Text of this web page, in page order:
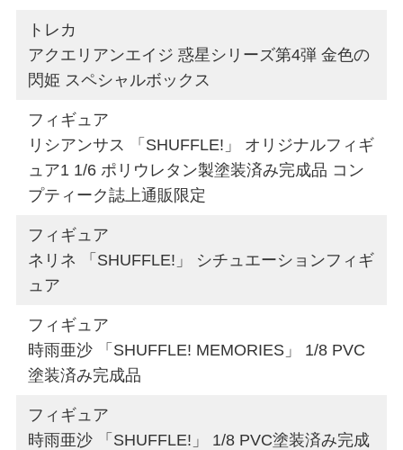
トレカ
アクエリアンエイジ 惑星シリーズ第4弾 金色の
閃姫 スペシャルボックス
フィギュア
リシアンサス 「SHUFFLE!」 オリジナルフィギ
ュア1 1/6 ポリウレタン製塗装済み完成品 コン
プティーク誌上通販限定
フィギュア
ネリネ 「SHUFFLE!」 シチュエーションフィギ
ュア
フィギュア
時雨亜沙 「SHUFFLE! MEMORIES」 1/8 PVC
塗装済み完成品
フィギュア
時雨亜沙 「SHUFFLE!」 1/8 PVC塗装済み完成